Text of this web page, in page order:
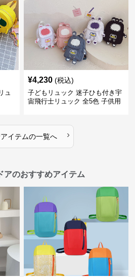
ュ
¥4,230 (税込)
子どもリュック 迷子ひも付き宇
宙飛行士リュック 全5色 子供用
イテムの一覧へ ›
アのおすすめアイテム